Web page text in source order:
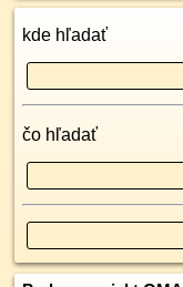
kde hľadať
čo hľadať